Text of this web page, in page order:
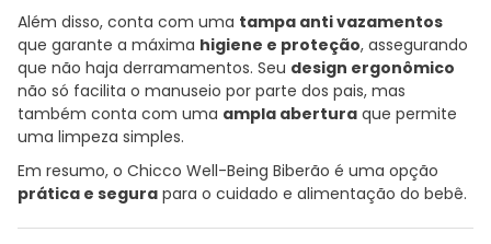
Além disso, conta com uma tampa anti vazamentos
que garante a máxima higiene e proteção, assegurando
que não haja derramamentos. Seu design ergonômico
não só facilita o manuseio por parte dos pais, mas
também conta com uma ampla abertura que permite
uma limpeza simples.
Em resumo, o Chicco Well-Being Biberão é uma opção
prática e segura para o cuidado e alimentação do bebê.